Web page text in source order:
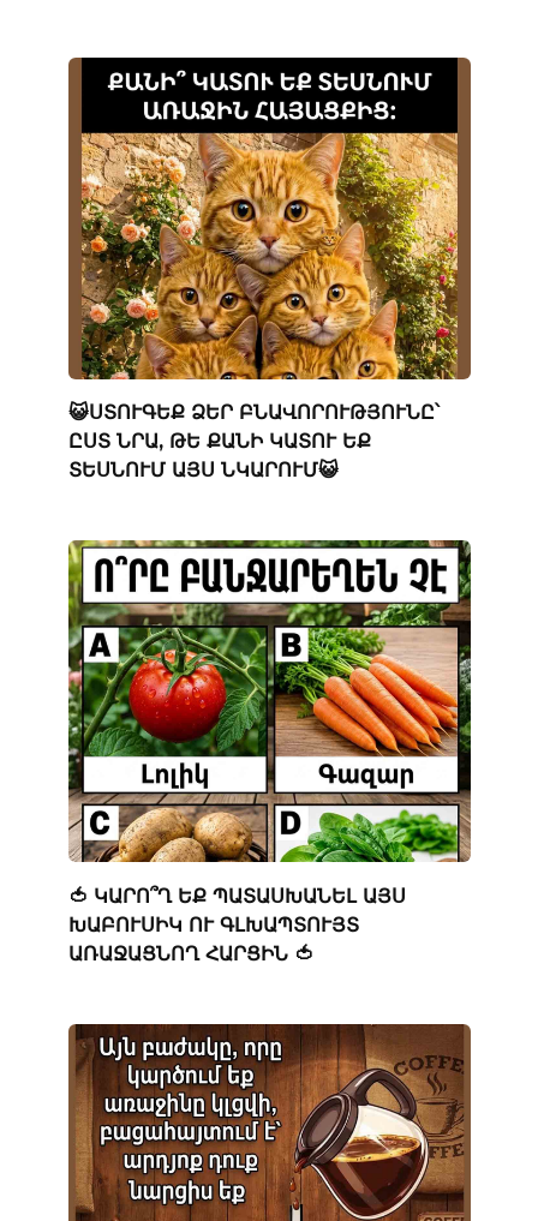
😺ՍՏՈՒԳԵՔ ՁԵՐ ԲՆԱՎՈՐՈՒԹՅՈՒՆԸ՝
ԸՍՏ ՆՐԱ, ԹԵ ՔԱՆԻ ԿԱՏՈՒ ԵՔ
ՏԵՍՆՈՒՄ ԱՅՍ ՆԿԱՐՈՒՄ😺
🍅 ԿԱՐՈ՞Ղ ԵՔ ՊԱՏԱՍԽԱՆԵԼ ԱՅՍ
ԽԱԲՈՒՍԻԿ ՈՒ ԳԼԽԱՊՏՈՒՅՏ
ԱՌԱՋԱՑՆՈՂ ՀԱՐՑԻՆ 🍅